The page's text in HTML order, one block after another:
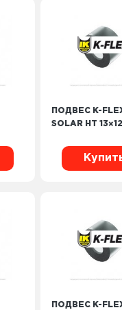
ПОДВЕС K-
SOLAR HT
ПОДВЕС K-